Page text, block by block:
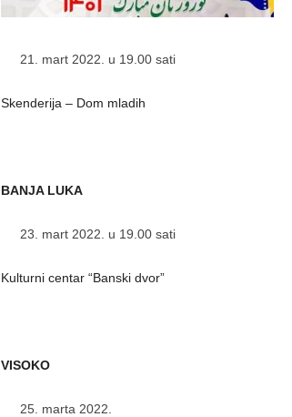
mart 2022. u 19.00 sati
Skenderija – Dom mladih
BANJA LUKA
mart 2022. u 19.00 sati
Kulturni centar “Banski dvor”
VISOKO
marta 2022.